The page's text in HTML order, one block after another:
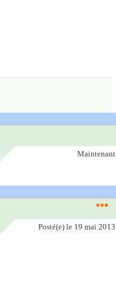
Maintenant
Posté(e) le 19 mai 2013